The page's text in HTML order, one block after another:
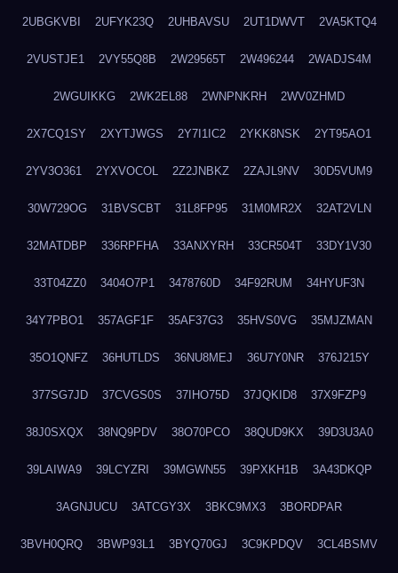
2UBGKVBI 2UFYK23Q 2UHBAVSU 2UT1DWVT 2VA5KTQ4
2VUSTJE1 2VY55Q8B 2W29565T 2W496244 2WADJS4M
2WGUIKKG 2WK2EL88 2WNPNKRH 2WV0ZHMD
2X7CQ1SY 2XYTJWGS 2Y7I1IC2 2YKK8NSK 2YT95AO1
2YV3O361 2YXVOCOL 2Z2JNBKZ 2ZAJL9NV 30D5VUM9
30W729OG 31BVSCBT 31L8FP95 31M0MR2X 32AT2VLN
32MATDBP 336RPFHA 33ANXYRH 33CR504T 33DY1V30
33T04ZZ0 3404O7P1 3478760D 34F92RUM 34HYUF3N
34Y7PBO1 357AGF1F 35AF37G3 35HVS0VG 35MJZMAN
35O1QNFZ 36HUTLDS 36NU8MEJ 36U7Y0NR 376J215Y
377SG7JD 37CVGS0S 37IHO75D 37JQKID8 37X9FZP9
38J0SXQX 38NQ9PDV 38O70PCO 38QUD9KX 39D3U3A0
39LAIWA9 39LCYZRI 39MGWN55 39PXKH1B 3A43DKQP
3AGNJUCU 3ATCGY3X 3BKC9MX3 3BORDPAR
3BVH0QRQ 3BWP93L1 3BYQ70GJ 3C9KPDQV 3CL4BSMV